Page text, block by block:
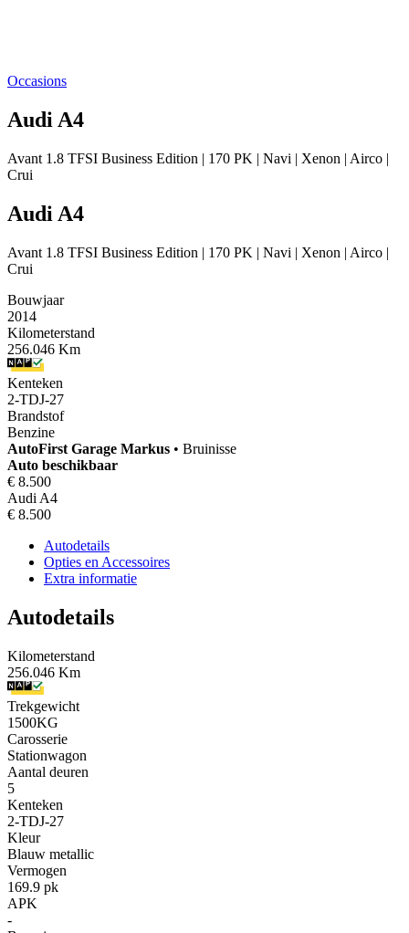
Occasions
Audi A4
Avant 1.8 TFSI Business Edition | 170 PK | Navi | Xenon | Airco |
Crui
Audi A4
Avant 1.8 TFSI Business Edition | 170 PK | Navi | Xenon | Airco |
Crui
Bouwjaar
2014
Kilometerstand
256.046 Km
Kenteken
2-TDJ-27
Brandstof
Benzine
AutoFirst Garage Markus • Bruinisse
Auto beschikbaar
€ 8.500
Audi A4
€ 8.500
Autodetails
Opties en Accessoires
Extra informatie
Autodetails
Kilometerstand
256.046 Km
Trekgewicht
1500KG
Carosserie
Stationwagon
Aantal deuren
5
Kenteken
2-TDJ-27
Kleur
Blauw metallic
Vermogen
169.9 pk
APK
-